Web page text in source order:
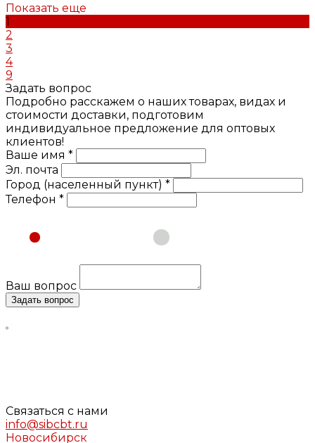
Показать еще
1
2
3
4
9
Задать вопрос
Подробно расскажем о наших товарах, видах и
стоимости доставки, подготовим
индивидуальное предложение для оптовых
клиентов!
Ваше имя *
Эл. почта
Город (населенный пункт) *
Телефон *
Юридическое лицо
Ваш вопрос
Задать вопрос
Связаться с нами
info@sibcbt.ru
Новосибирск